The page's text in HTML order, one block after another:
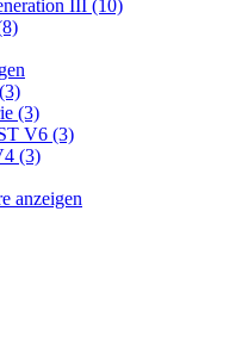
III (10)
(3)
V6 (3)
(3)
anzeigen